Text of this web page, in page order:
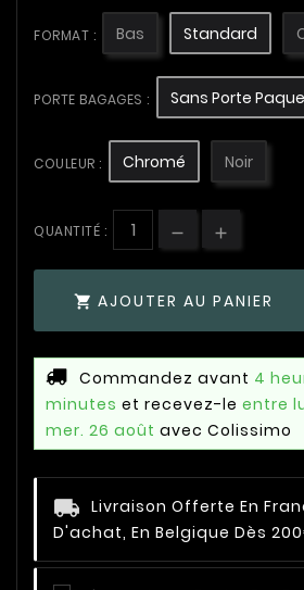
FORMAT : Bas Standard
PORTE BAGAGES : Sans Porte
COULEUR : Chromé Noir
QUANTITÉ :
 AJOUTER AU PANIER
Commandez avant 4
minutes et recevez-le entre
mer. 26 août avec Colissimo
Livraison Offerte En
D'achat, En Belgique Dès